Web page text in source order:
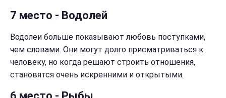
7 место - Водолей
Водолеи больше показывают любовь поступками,
чем словами. Они могут долго присматриваться к
человеку, но когда решают строить отношения,
становятся очень искренними и открытыми.